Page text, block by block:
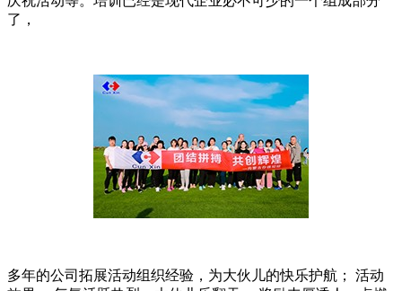
了，
多年的公司拓展活动组织经验，为大伙儿的快乐护航； 活动